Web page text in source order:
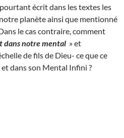
écrit dans les textes les
planète ainsi que mentionné
le cas contraire, comment
dans notre mental » et
de fils de Dieu- ce que ce
dans son Mental Infini ?